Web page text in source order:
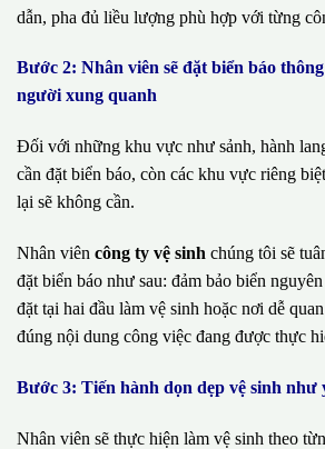
dẫn, pha đủ liều lượng phù hợp với từng
Bước 2: Nhân viên sẽ đặt biển báo
người xung quanh
Đối với những khu vực như sảnh, hành
cần đặt biển báo, còn các khu vực riêng
lại sẽ không cần.
Nhân viên công ty vệ sinh chúng tôi sẽ
đặt biển báo như sau: đảm bảo biển
đặt tại hai đầu làm vệ sinh hoặc nơi dễ
đúng nội dung công việc đang được thực
Bước 3: Tiến hành dọn dẹp vệ sinh như
Nhân viên sẽ thực hiện làm vệ sinh theo